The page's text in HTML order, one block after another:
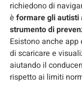
richiedono di
è formare gli autisti
strumento di
Esistono anche
di scaricare e
aiutando il
rispetto ai limiti